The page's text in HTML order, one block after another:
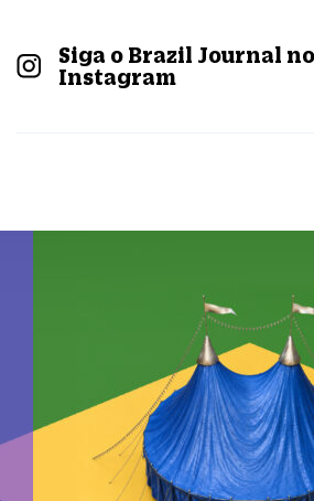
Siga o Brazil Journal no
Instagram